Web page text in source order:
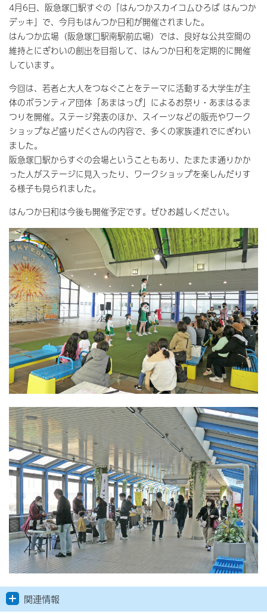
4月6日、阪急塚口駅すぐの「はんつかスカイコムひろば はんつか
デッキ」で、今月もはんつか日和が開催されました。
はんつか広場（阪急塚口駅南駅前広場）では、良好な公共空間の
維持とにぎわいの創出を目指して、はんつか日和を定期的に開催
しています。
今回は、若者と大人をつなぐことをテーマに活動する大学生が主
体のボランティア団体「あまはっぴ」によるお祭り・あまはるま
つりを開催。ステージ発表のほか、スイーツなどの販売やワーク
ショップなど盛りだくさんの内容で、多くの家族連れでにぎわい
ました。
阪急塚口駅からすぐの会場ということもあり、たまたま通りかか
った人がステージに見入ったり、ワークショップを楽しんだりす
る様子も見られました。
はんつか日和は今後も開催予定です。ぜひお越しください。
関連情報